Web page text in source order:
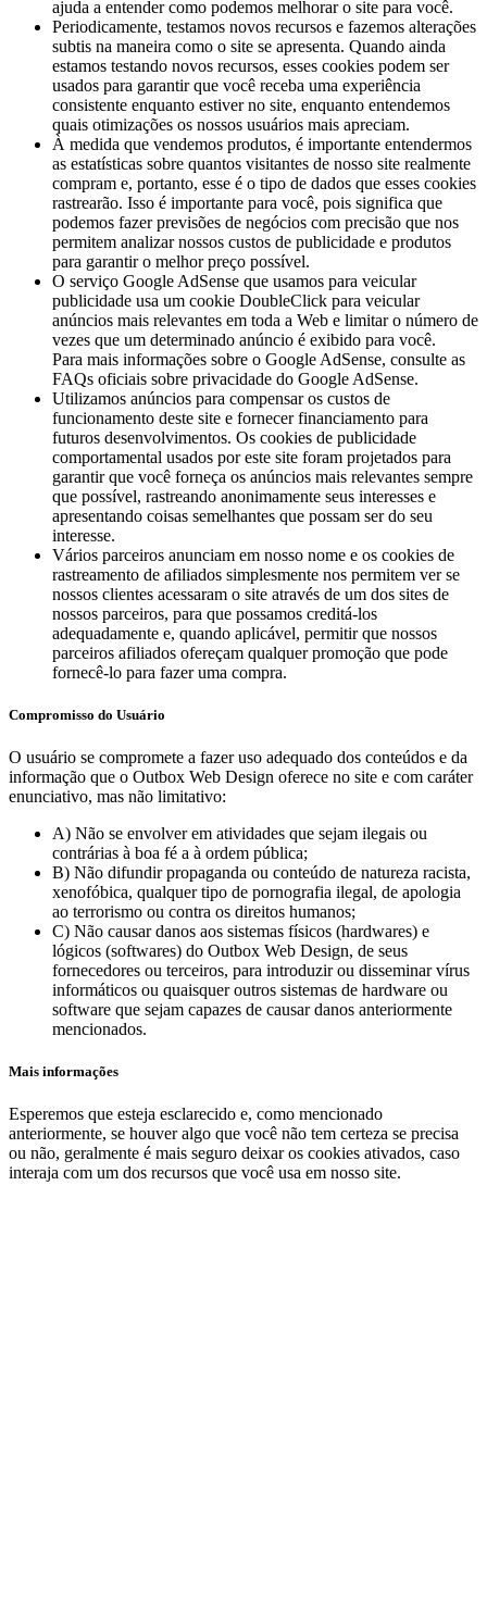
ajuda a entender como podemos melhorar o site para você.
Periodicamente, testamos novos recursos e fazemos alterações
subtis na maneira como o site se apresenta. Quando ainda
estamos testando novos recursos, esses cookies podem ser
usados ​​para garantir que você receba uma experiência
consistente enquanto estiver no site, enquanto entendemos
quais otimizações os nossos usuários mais apreciam.
À medida que vendemos produtos, é importante entendermos
as estatísticas sobre quantos visitantes de nosso site realmente
compram e, portanto, esse é o tipo de dados que esses cookies
rastrearão. Isso é importante para você, pois significa que
podemos fazer previsões de negócios com precisão que nos
permitem analizar nossos custos de publicidade e produtos
para garantir o melhor preço possível.
O serviço Google AdSense que usamos para veicular
publicidade usa um cookie DoubleClick para veicular
anúncios mais relevantes em toda a Web e limitar o número de
vezes que um determinado anúncio é exibido para você.
Para mais informações sobre o Google AdSense, consulte as
FAQs oficiais sobre privacidade do Google AdSense.
Utilizamos anúncios para compensar os custos de
funcionamento deste site e fornecer financiamento para
futuros desenvolvimentos. Os cookies de publicidade
comportamental usados ​​por este site foram projetados para
garantir que você forneça os anúncios mais relevantes sempre
que possível, rastreando anonimamente seus interesses e
apresentando coisas semelhantes que possam ser do seu
interesse.
Vários parceiros anunciam em nosso nome e os cookies de
rastreamento de afiliados simplesmente nos permitem ver se
nossos clientes acessaram o site através de um dos sites de
nossos parceiros, para que possamos creditá-los
adequadamente e, quando aplicável, permitir que nossos
parceiros afiliados ofereçam qualquer promoção que pode
fornecê-lo para fazer uma compra.
Compromisso do Usuário
O usuário se compromete a fazer uso adequado dos conteúdos e da
informação que o Outbox Web Design oferece no site e com caráter
enunciativo, mas não limitativo:
A) Não se envolver em atividades que sejam ilegais ou
contrárias à boa fé a à ordem pública;
B) Não difundir propaganda ou conteúdo de natureza racista,
xenofóbica, qualquer tipo de pornografia ilegal, de apologia
ao terrorismo ou contra os direitos humanos;
C) Não causar danos aos sistemas físicos (hardwares) e
lógicos (softwares) do Outbox Web Design, de seus
fornecedores ou terceiros, para introduzir ou disseminar vírus
informáticos ou quaisquer outros sistemas de hardware ou
software que sejam capazes de causar danos anteriormente
mencionados.
Mais informações
Esperemos que esteja esclarecido e, como mencionado
anteriormente, se houver algo que você não tem certeza se precisa
ou não, geralmente é mais seguro deixar os cookies ativados, caso
interaja com um dos recursos que você usa em nosso site.